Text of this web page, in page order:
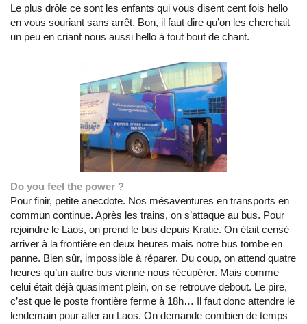
Le plus drôle ce sont les enfants qui vous disent cent fois hello
en vous souriant sans arrêt. Bon, il faut dire qu’on les cherchait
un peu en criant nous aussi hello à tout bout de chant.
Do you feel the power ?
Pour finir, petite anecdote. Nos mésaventures en transports en
commun continue. Après les trains, on s’attaque au bus. Pour
rejoindre le Laos, on prend le bus depuis Kratie. On était censé
arriver à la frontière en deux heures mais notre bus tombe en
panne. Bien sûr, impossible à réparer. Du coup, on attend quatre
heures qu’un autre bus vienne nous récupérer. Mais comme
celui était déjà quasiment plein, on se retrouve debout. Le pire,
c’est que le poste frontière ferme à 18h… Il faut donc attendre le
lendemain pour aller au Laos. On demande combien de temps